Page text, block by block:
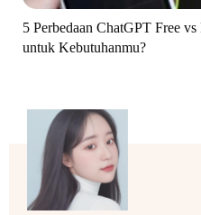
5 Perbedaan ChatGPT Free
untuk Kebutuhanmu?